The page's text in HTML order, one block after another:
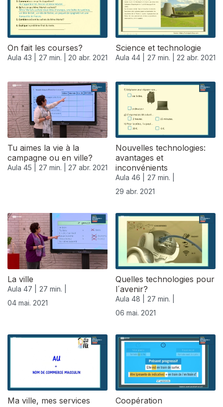
On fait les courses?
Aula 43 | 27 min. | 20 abr. 2021
Science et technologie
Aula 44 | 27 min. | 22 abr. 2021
Tu aimes la vie à la
campagne ou en ville?
Aula 45 | 27 min. | 27 abr. 2021
Nouvelles technologies:
avantages et
inconvénients
Aula 46 |
27 min. |
29 abr. 2021
540396
La ville
Aula 47 |
27 min. |
04 mai. 2021
Quelles technologies pour
l´avenir?
Aula 48 |
27 min. |
06 mai. 2021
Ma ville, mes services
Coopération